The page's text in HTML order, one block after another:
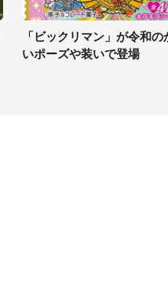
「ビックリマン」が令和の
いポーズや装いで登場